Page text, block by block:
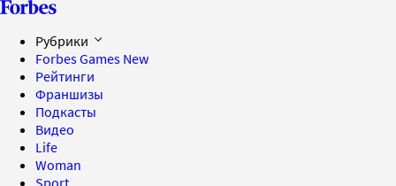
Рубрики
Forbes Games New
Рейтинги
Франшизы
Подкасты
Видео
Life
Woman
Sport